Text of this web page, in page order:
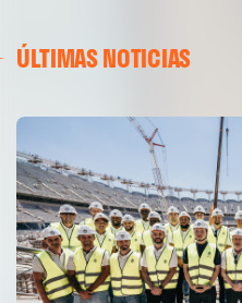
ÚLTIMAS NOTICIAS